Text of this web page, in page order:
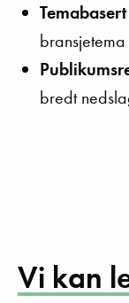
Temabasert
bransjetema
bredt
Vi kan